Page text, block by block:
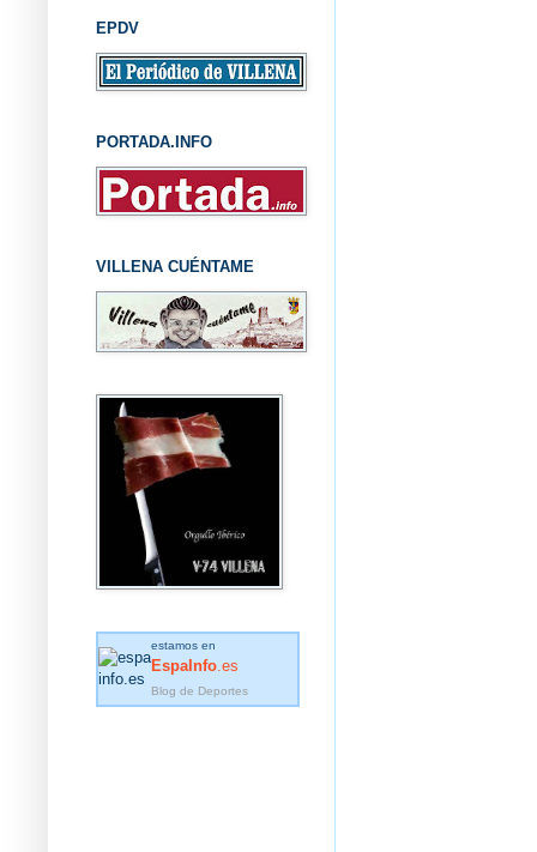
EPDV
PORTADA.INFO
VILLENA CUÉNTAME
estamos en
EspaInfo .es
Blog de Deportes